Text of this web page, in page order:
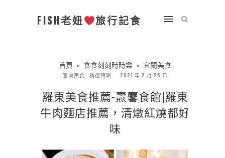
FISH老妞 旅行記食
首頁 » 食食刻刻時時樂 » 宜蘭美食
宜蘭美食
精選特輯 2021 年 2 月 25 日
羅東美食推薦-燾麘食館|羅東
牛肉麵店推薦，清燉紅燒都好
味